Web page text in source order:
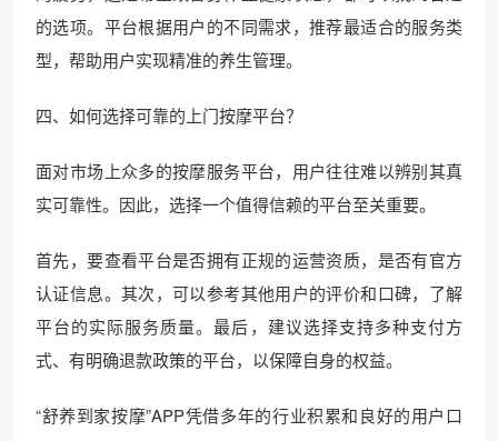
的选项。平台根据用户的不同需求，推荐最适合的服务类
型，帮助用户实现精准的养生管理。
四、如何选择可靠的上门按摩平台？
面对市场上众多的按摩服务平台，用户往往难以辨别其真
实可靠性。因此，选择一个值得信赖的平台至关重要。
首先，要查看平台是否拥有正规的运营资质，是否有官方
认证信息。其次，可以参考其他用户的评价和口碑，了解
平台的实际服务质量。最后，建议选择支持多种支付方
式、有明确退款政策的平台，以保障自身的权益。
“舒养到家按摩”APP凭借多年的行业积累和良好的用户口